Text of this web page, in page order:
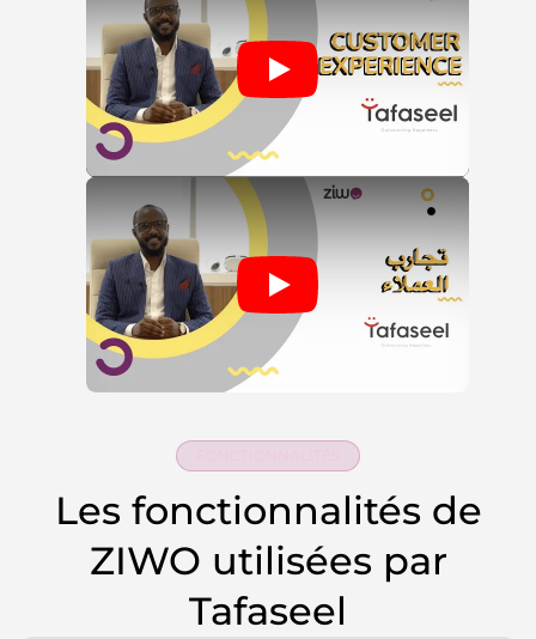
Les fonctionnalités de
ZIWO utilisées par
Tafaseel